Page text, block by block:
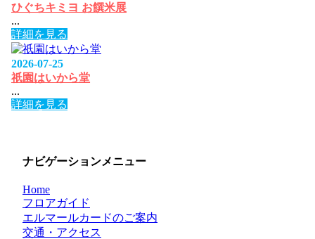
ひぐちキミヨ お饌米展
...
詳細を見る
2026-07-25
祇園はいから堂
...
詳細を見る
ナビゲーションメニュー
Home
フロアガイド
エルマールカードのご案内
交通・アクセス